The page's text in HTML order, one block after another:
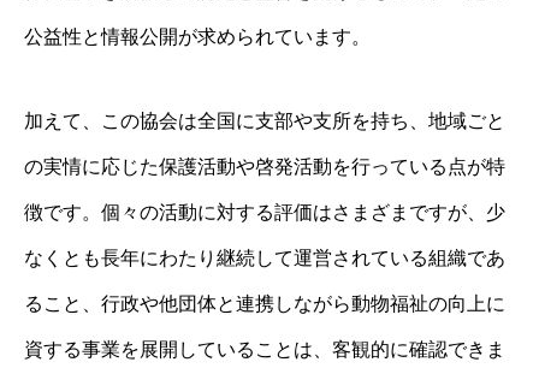
公益性と情報公開が求められています。
加えて、この協会は全国に支部や支所を持ち、地域ごと
の実情に応じた保護活動や啓発活動を行っている点が特
徴です。個々の活動に対する評価はさまざまですが、少
なくとも長年にわたり継続して運営されている組織であ
ること、行政や他団体と連携しながら動物福祉の向上に
資する事業を展開していることは、客観的に確認できま